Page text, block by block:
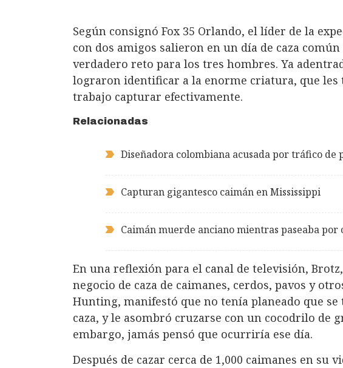
Según consignó Fox 35 Orlando, el líder de la
con dos amigos salieron en un día de caza
verdadero reto para los tres hombres. Ya
lograron identificar a la enorme criatura, que les
trabajo capturar efectivamente.
Relacionadas
Diseñadora colombiana acusada por tráfico de
Capturan gigantesco caimán en Mississippi
Caimán muerde anciano mientras paseaba
En una reflexión para el canal de televisión,
negocio de caza de caimanes, cerdos, pavos y
Hunting, manifestó que no tenía planeado que se
caza, y le asombró cruzarse con un cocodrilo de
embargo, jamás pensó que ocurriría ese día.
Después de cazar cerca de 1,000 caimanes en su